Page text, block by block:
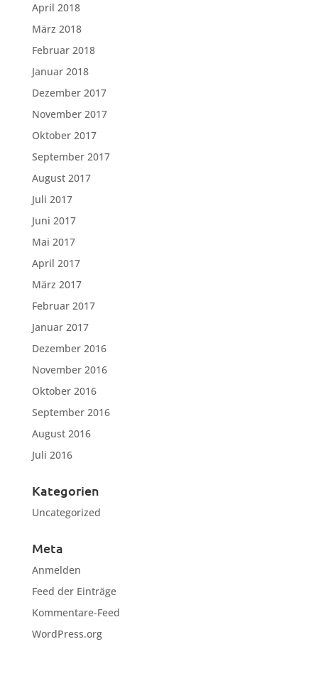
April 2018
März 2018
Februar 2018
Januar 2018
Dezember 2017
November 2017
Oktober 2017
September 2017
August 2017
Juli 2017
Juni 2017
Mai 2017
April 2017
März 2017
Februar 2017
Januar 2017
Dezember 2016
November 2016
Oktober 2016
September 2016
August 2016
Juli 2016
Kategorien
Uncategorized
Meta
Anmelden
Feed der Einträge
Kommentare-Feed
WordPress.org